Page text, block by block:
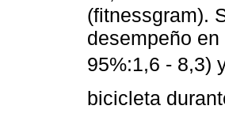
(fitnessgram).
desempeño
95%:1,6 - 8,3)
bicicleta